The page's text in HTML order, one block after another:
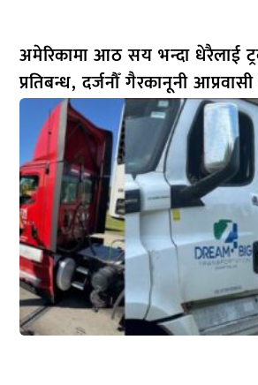
अमेरिकामा आठ सय भन्दा धेरैलाई
प्रतिबन्ध, दर्जनौँ गैरकानूनी आप्रवासी